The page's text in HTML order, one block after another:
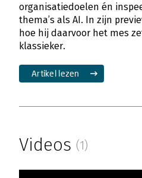
organisatiedoelen én
thema’s als AI. In zijn
hoe hij daarvoor het mes
klassieker.
Artikel lezen
Videos (1)